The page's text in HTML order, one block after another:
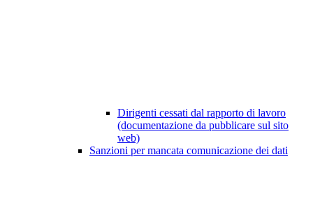
Dirigenti cessati dal rapporto di lavoro
(documentazione da pubblicare sul sito
web)
Sanzioni per mancata comunicazione dei dati